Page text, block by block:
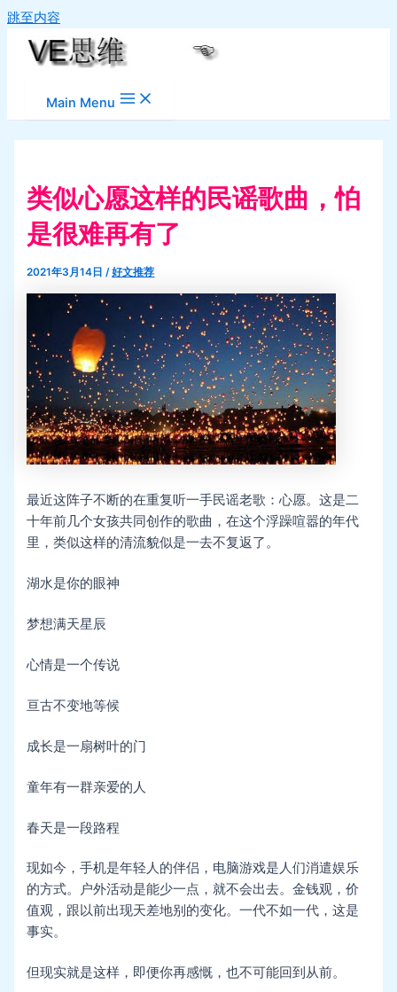
跳至内容
Main Menu
类似心愿这样的民谣歌曲，怕
是很难再有了
2021年3月14日/好文推荐
最近这阵子不断的在重复听一手民谣老歌：心愿。这是二
十年前几个女孩共同创作的歌曲，在这个浮躁喧嚣的年代
里，类似这样的清流貌似是一去不复返了。
湖水是你的眼神
梦想满天星辰
心情是一个传说
亘古不变地等候
成长是一扇树叶的门
童年有一群亲爱的人
春天是一段路程
现如今，手机是年轻人的伴侣，电脑游戏是人们消遣娱乐
的方式。户外活动是能少一点，就不会出去。金钱观，价
值观，跟以前出现天差地别的变化。一代不如一代，这是
事实。
但现实就是这样，即便你再感慨，也不可能回到从前。